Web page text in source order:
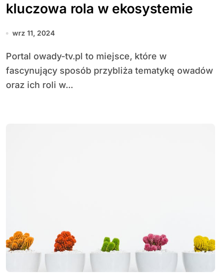
kluczowa rola w ekosystemie
wrz 11, 2024
Portal owady-tv.pl to miejsce, które w
fascynujący sposób przybliża tematykę owadów
oraz ich roli w...